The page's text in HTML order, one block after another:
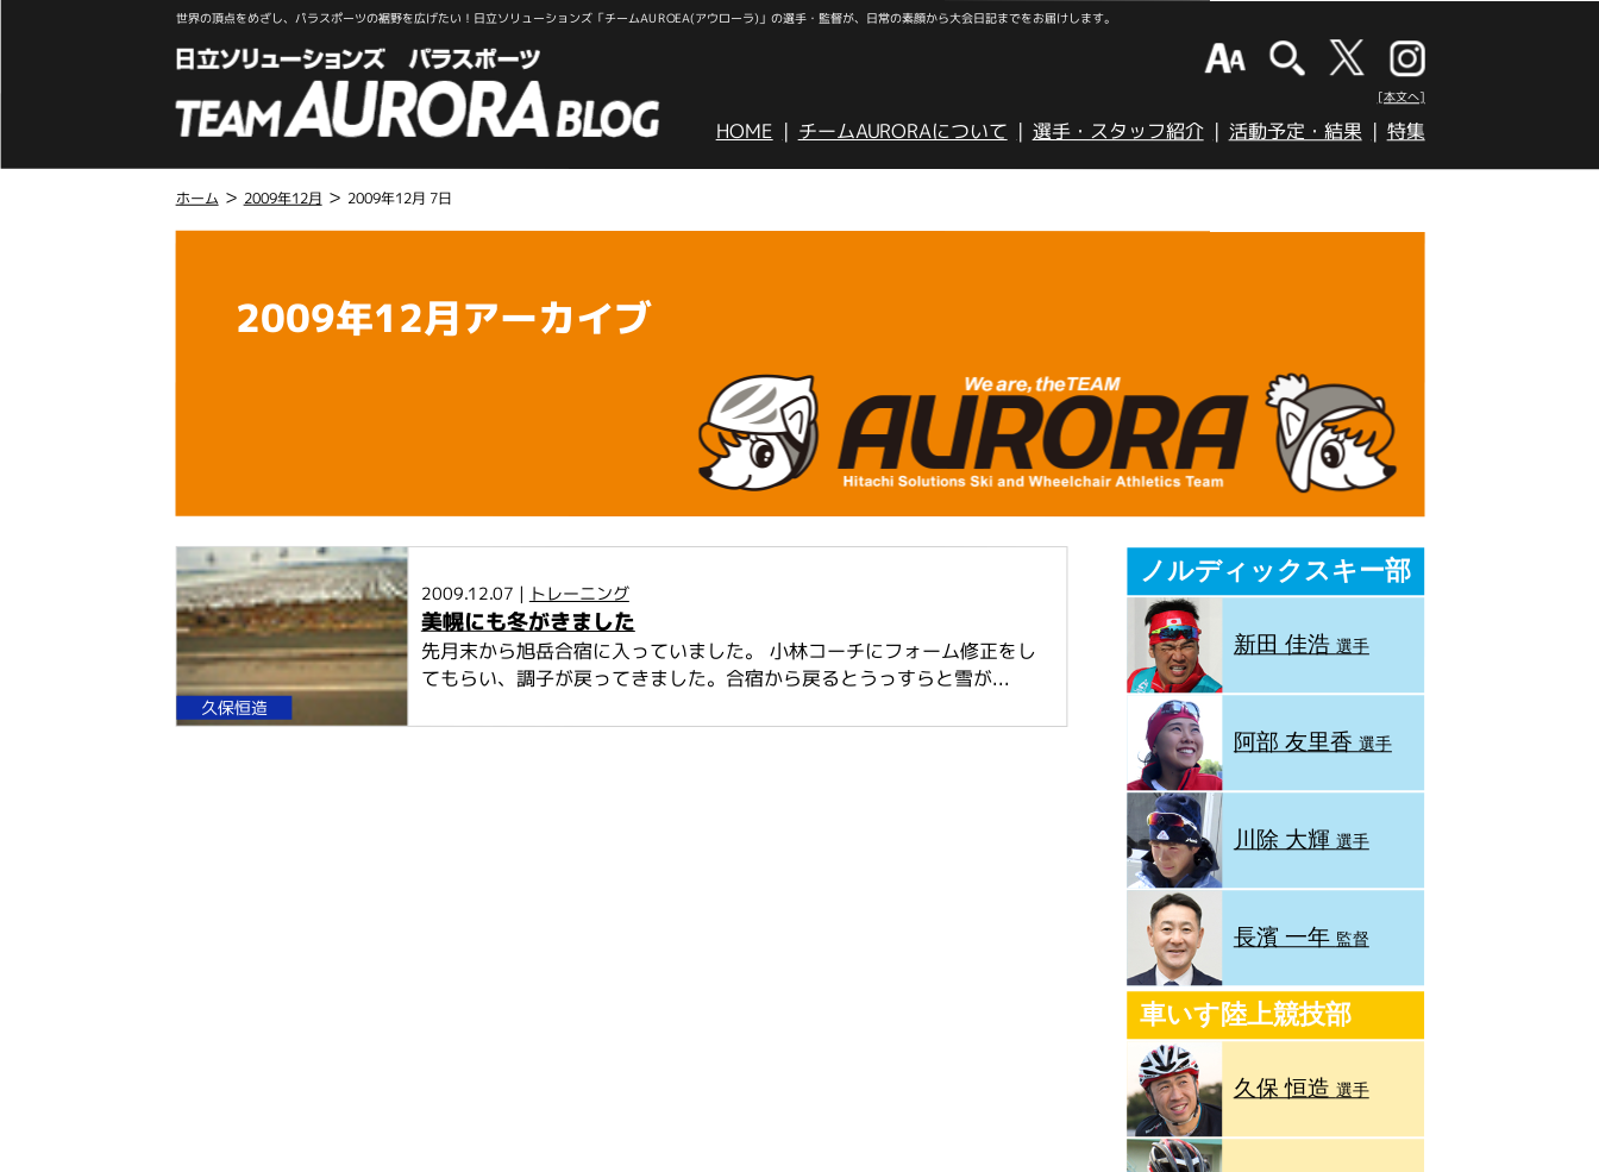
世界の頂点をめざし、パラスポーツの裾野を広げたい！日立ソリューションズ「チームAUROEA(アウローラ)」の選手・監督が、日常の素顔から大会日記までをお届けします。
[本文へ]
HOME チームAURORAについて 選手・スタッフ紹介 活動予定・結果 特集
ホーム > 2009年12月 > 2009年12月 7日
2009年12月アーカイブ
久保恒造
2009.12.07 | トレーニング
美幌にも冬がきました
先月末から旭岳合宿に入っていました。 小林コーチにフォーム修正をし
てもらい、調子が戻ってきました。合宿から戻るとうっすらと雪が...
ノルディックスキー部
新田 佳浩 選手
阿部 友里香 選手
川除 大輝 選手
長濱 一年 監督
車いす陸上競技部
久保 恒造 選手